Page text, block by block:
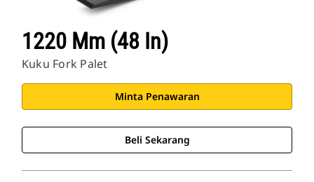
1220 Mm (48 In)
Kuku Fork Palet
Minta Penawaran
Beli Sekarang